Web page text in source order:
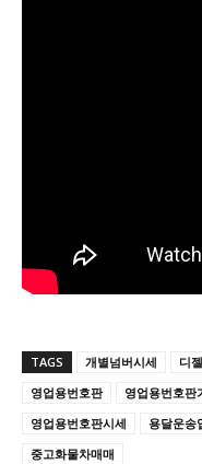
TAGS 개별넘버시세 디
영업용번호판
영업용번호판
영업용번호판시세
용달운송
중고화물차매매